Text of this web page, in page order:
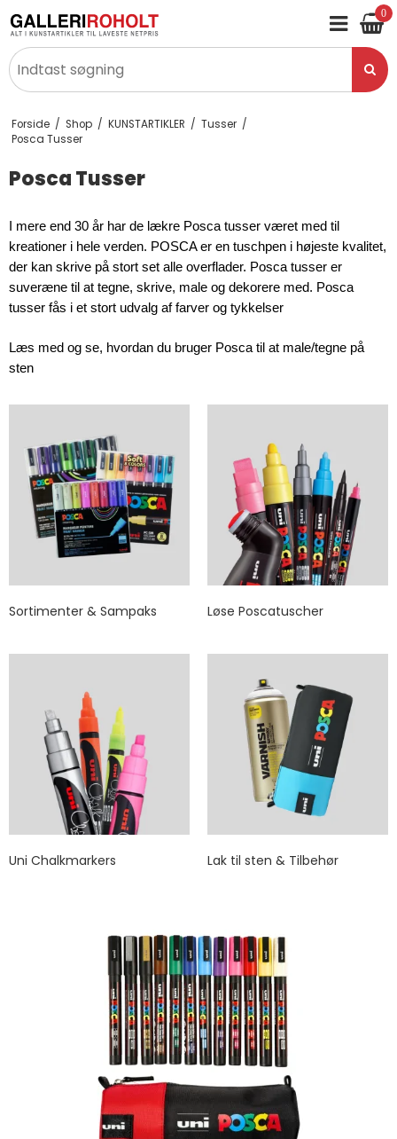
0
Forside / Shop / KUNSTARTIKLER / Tusser /
Posca Tusser
Posca Tusser
I mere end 30 år har de lækre Posca tusser været med til
kreationer i hele verden. POSCA er en tuschpen i højeste kvalitet,
der kan skrive på stort set alle overflader. Posca tusser er
suveræne til at tegne, skrive, male og dekorere med. Posca
tusser fås i et stort udvalg af farver og tykkelser
Læs med og se, hvordan du bruger Posca til at male/tegne på
sten
Sortimenter & Sampaks Løse Poscatuscher
Uni Chalkmarkers Lak til sten & Tilbehør